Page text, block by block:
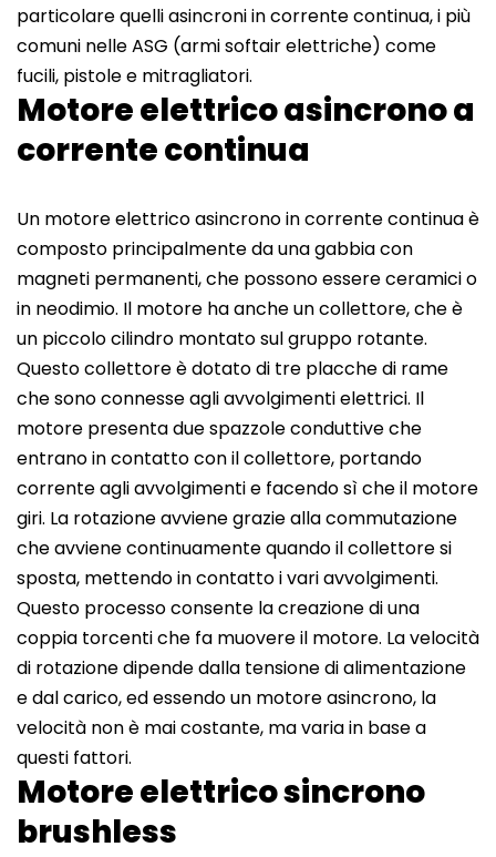
particolare quelli asincroni in corrente continua, i più
comuni nelle ASG (armi softair elettriche) come
fucili, pistole e mitragliatori.
Motore elettrico asincrono a
corrente continua
Un motore elettrico asincrono in corrente continua è
composto principalmente da una gabbia con
magneti permanenti, che possono essere ceramici o
in neodimio. Il motore ha anche un collettore, che è
un piccolo cilindro montato sul gruppo rotante.
Questo collettore è dotato di tre placche di rame
che sono connesse agli avvolgimenti elettrici. Il
motore presenta due spazzole conduttive che
entrano in contatto con il collettore, portando
corrente agli avvolgimenti e facendo sì che il motore
giri. La rotazione avviene grazie alla commutazione
che avviene continuamente quando il collettore si
sposta, mettendo in contatto i vari avvolgimenti.
Questo processo consente la creazione di una
coppia torcenti che fa muovere il motore. La velocità
di rotazione dipende dalla tensione di alimentazione
e dal carico, ed essendo un motore asincrono, la
velocità non è mai costante, ma varia in base a
questi fattori.
Motore elettrico sincrono
brushless